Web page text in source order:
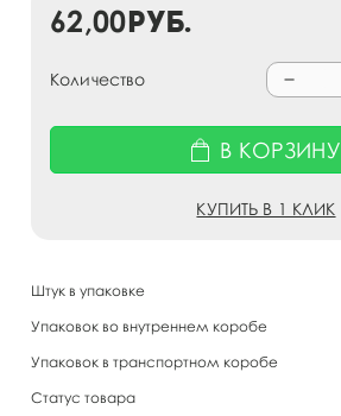
Штук в упаковке
Упаковок во внутреннем коробе
Упаковок в транспортном коробе
Статус товара
62,00руб.
Количество
В КОРЗИНУ
КУПИТЬ В 1 КЛИК